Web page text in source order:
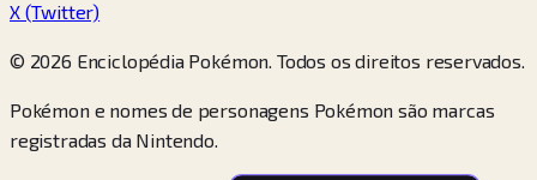
X (Twitter)
© 2026 Enciclopédia Pokémon. Todos os direitos reservados.
Pokémon e nomes de personagens Pokémon são marcas
registradas da Nintendo.